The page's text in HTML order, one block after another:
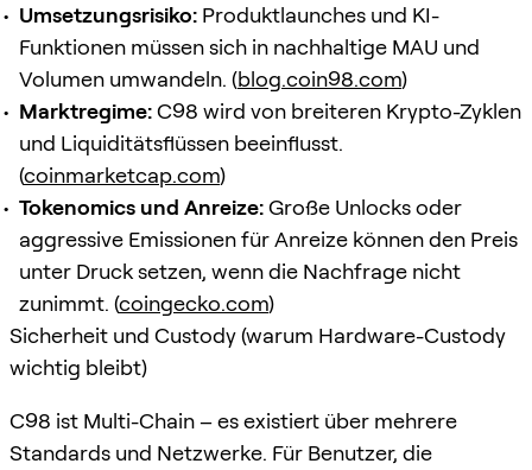
Umsetzungsrisiko: Produktlaunches und KI-
Funktionen müssen sich in nachhaltige MAU und
Volumen umwandeln. (blog.coin98.com)
Marktregime:C98 wird von breiteren Krypto-Zyklen
und Liquiditätsflüssen beeinflusst.
(coinmarketcap.com)
Tokenomics und Anreize:Große Unlocks oder
aggressive Emissionen für Anreize können den Preis
unter Druck setzen, wenn die Nachfrage nicht
zunimmt. (coingecko.com)
Sicherheit und Custody (warum Hardware-Custody
wichtig bleibt)
C98 ist Multi-Chain – es existiert über mehrere
Standards und Netzwerke. Für Benutzer, die